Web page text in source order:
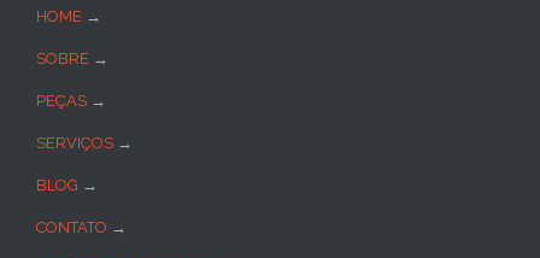
HOME →
SOBRE →
PEÇAS →
SERVIÇOS →
BLOG →
CONTATO →